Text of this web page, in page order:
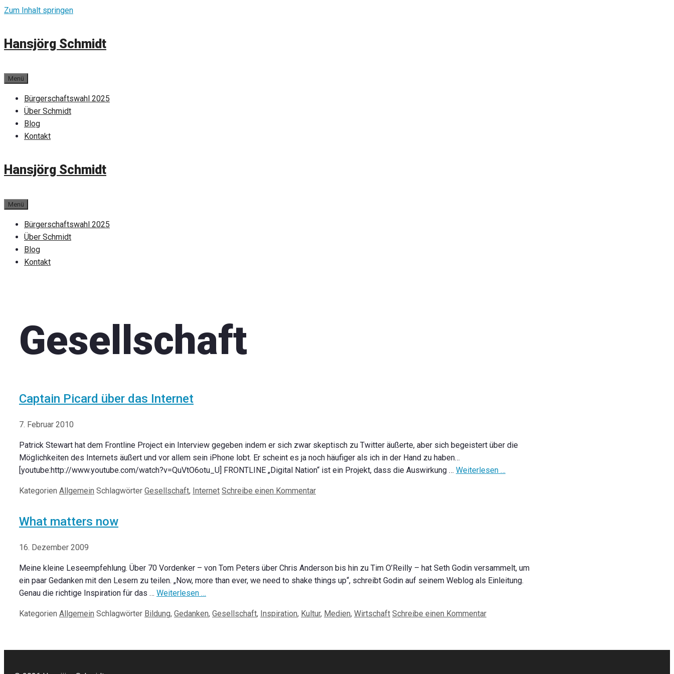
Zum Inhalt springen
Hansjörg Schmidt
Menü
Bürgerschaftswahl 2025
Über Schmidt
Blog
Kontakt
Hansjörg Schmidt
Menü
Bürgerschaftswahl 2025
Über Schmidt
Blog
Kontakt
Gesellschaft
Captain Picard über das Internet
7. Februar 2010
Patrick Stewart hat dem Frontline Project ein Interview gegeben indem er sich zwar skeptisch zu Twitter äußerte, aber sich begeistert über die
Möglichkeiten des Internets äußert und vor allem sein iPhone lobt. Er scheint es ja noch häufiger als ich in der Hand zu haben…
[youtube:http://www.youtube.com/watch?v=QuVtO6otu_U] FRONTLINE „Digital Nation“ ist ein Projekt, dass die Auswirkung … Weiterlesen …
Kategorien Allgemein Schlagwörter Gesellschaft, Internet Schreibe einen Kommentar
What matters now
16. Dezember 2009
Meine kleine Leseempfehlung. Über 70 Vordenker – von Tom Peters über Chris Anderson bis hin zu Tim O’Reilly – hat Seth Godin versammelt, um
ein paar Gedanken mit den Lesern zu teilen. „Now, more than ever, we need to shake things up“, schreibt Godin auf seinem Weblog als Einleitung.
Genau die richtige Inspiration für das … Weiterlesen …
Kategorien Allgemein Schlagwörter Bildung, Gedanken, Gesellschaft, Inspiration, Kultur, Medien, Wirtschaft Schreibe einen Kommentar